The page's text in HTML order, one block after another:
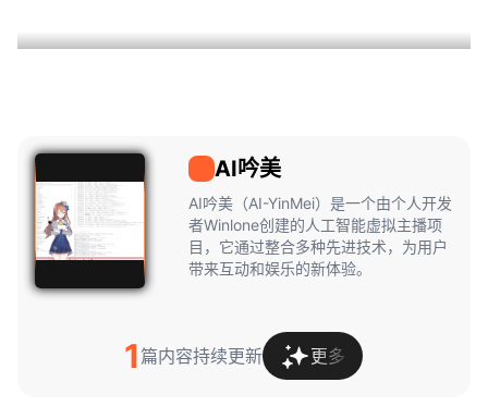
AI吟美
AI吟美（AI-YinMei）是一个由个人开发
者Winlone创建的人工智能虚拟主播项
目，它通过整合多种先进技术，为用户
带来互动和娱乐的新体验。
1篇内容持续更新 更多